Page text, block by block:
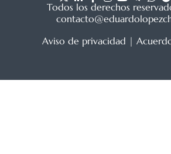
Todos los derechos
Aviso de privacidad |